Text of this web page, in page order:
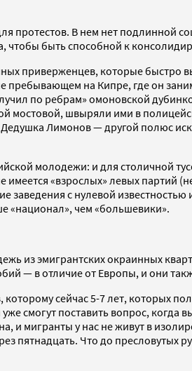
В нем нет подлинной
быть способной к
приверженцев, которые
на Кипре, где он
по ребрам» омоновской
швыряли ими в
Лимонов — другой полюс
молодежи: и для столичной
«взрослых» левых партий
с нулевой
«национал», чем «большевики».
из эмигрантских окраинных
— в отличие от Европы, и они
сейчас 5-7 лет, которых
смогут поставить вопрос, когда
и мигранты у нас не живут в
пятнадцать. Что до